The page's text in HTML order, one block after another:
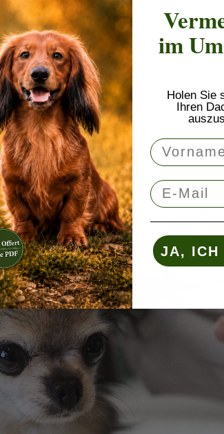
Shampoos für Menschen sind
Chihuahuas
im
Holen Sie
Ihren
Vorname
E-Mail
JA, ICH